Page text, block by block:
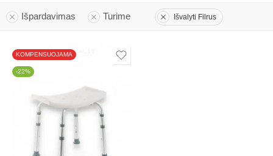
Išpardavimas Turime Išvalyti Filrus
KOMPENSUOJAMA
-22%